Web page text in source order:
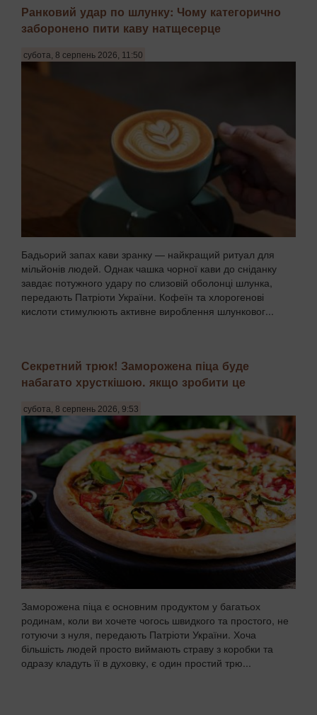
Ранковий удар по шлунку: Чому категорично
заборонено пити каву натщесерце
субота, 8 серпень 2026, 11:50
Бадьорий запах кави зранку — найкращий ритуал для
мільйонів людей. Однак чашка чорної кави до сніданку
завдає потужного удару по слизовій оболонці шлунка,
передають Патріоти України. Кофеїн та хлорогенові
кислоти стимулюють активне вироблення шлунковог...
Секретний трюк! Заморожена піца буде
набагато хрусткішою. якщо зробити це
субота, 8 серпень 2026, 9:53
Заморожена піца є основним продуктом у багатьох
родинам, коли ви хочете чогось швидкого та простого, не
готуючи з нуля, передають Патріоти України. Хоча
більшість людей просто виймають страву з коробки та
одразу кладуть її в духовку, є один простий трю...